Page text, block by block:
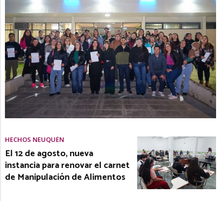
HECHOS NEUQUÉN
El 12 de agosto, nueva
instancia para renovar el carnet
de Manipulación de Alimentos